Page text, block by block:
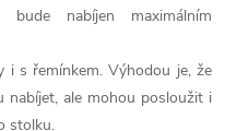
nabíjen maximálním
i s řemínkem. Výhodou je, že
ale mohou posloužit i
stolku.